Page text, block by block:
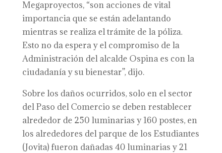
Megaproyectos, “son acciones de vital
importancia que se están adelantando
mientras se realiza el trámite de la póliza.
Esto no da espera y el compromiso de la
Administración del alcalde Ospina es con la
ciudadanía y su bienestar”, dijo.
Sobre los daños ocurridos, solo en el sector
del Paso del Comercio se deben restablecer
alrededor de 250 luminarias y 160 postes, en
los alrededores del parque de los Estudiantes
(Jovita) fueron dañadas 40 luminarias y 21